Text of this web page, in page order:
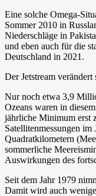
Eine solche Omega-
Sommer 2010 in
Niederschläge in
und eben auch für die
Deutschland in 2021.
Der Jetstream verändert
Nur noch etwa 3,9
Ozeans waren in
jährliche Minimum erst
Satellitenmessungen
Quadratkilometern
sommerliche
Auswirkungen des
Seit dem Jahr 1979
Damit wird auch